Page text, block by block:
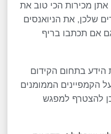
מכירות הכי טוב את
שלכן, את הניואנסים
אם תכתבו בריף
בתחום הקידום
הקמפיינים הממומנים
להצטרף למפגש